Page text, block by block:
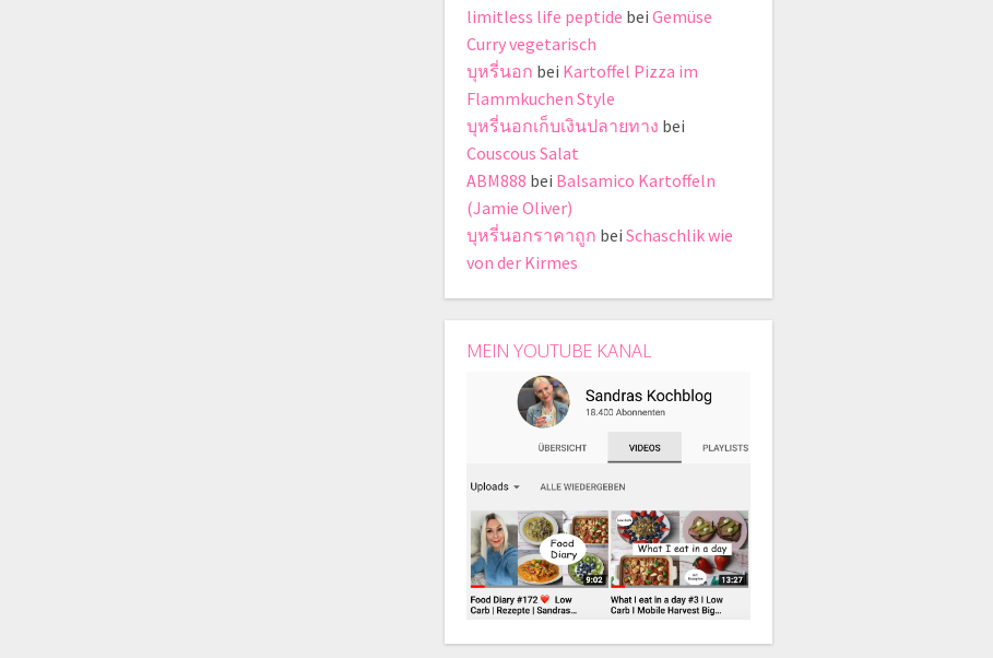
limitless life peptide bei Gemüse
Curry vegetarisch
บุหรี่นอก bei Kartoffel Pizza im
Flammkuchen Style
บุหรี่นอกเก็บเงินปลายทาง bei
Couscous Salat
ABM888 bei Balsamico Kartoffeln
(Jamie Oliver)
บุหรี่นอกราคาถูก bei Schaschlik wie
von der Kirmes
MEIN YOUTUBE KANAL